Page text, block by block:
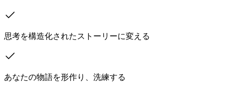
思考を構造化されたストーリーに変える
あなたの物語を形作り、洗練する